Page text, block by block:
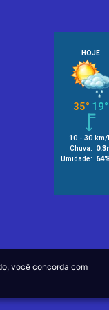
você concorda com